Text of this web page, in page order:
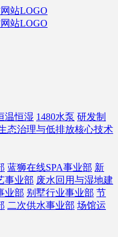
温恒湿 1480水泵 研发制
态治理与低排放核心技术
蓝狮在线SPA事业部 新
事业部 废水回用与湿地建
业部 别墅行业事业部 节
二次供水事业部 场馆运